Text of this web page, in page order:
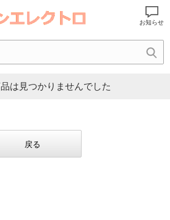
お知らせ
は見つかりませんでした
戻る